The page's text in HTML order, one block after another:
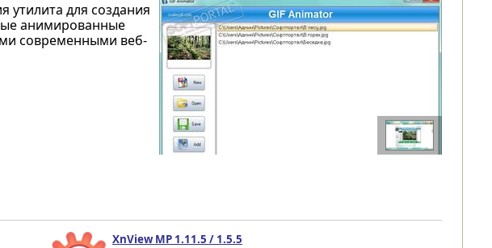
утилита для создания
анимированные
современными веб-
XnView MP 1.11.5 / 1.5.5